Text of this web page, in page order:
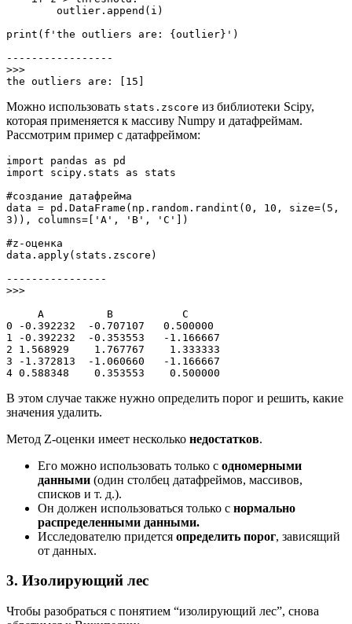
print(f'the outliers are: {outlier}')
-----------------
>>>
the outliers are: [15]
Можно использовать stats.zscore из библиотеки Scipy,
которая применяется к массиву Numpy и датафреймам.
Рассмотрим пример с датафреймом:
import pandas as pd
import scipy.stats as stats
#создание датафрейма
data = pd.DataFrame(np.random.randint(0, 10, size=(5,
3)), columns=['A', 'B', 'C'])
#z-оценка
data.apply(stats.zscore)
----------------
>>>
0 -0.392232  -0.707107   0.500000
1 -0.392232  -0.353553   -1.166667
2 1.568929    1.767767    1.333333
3 -1.372813  -1.060660   -1.166667
4 0.588348    0.353553    0.500000
В этом случае также нужно определить порог и решить, какие
значения удалить.
Метод Z-оценки имеет несколько недостатков.
Его можно использовать только с одномерными
данными (один столбец датафреймов, массивов,
списков и т. д.).
Он должен использоваться только с нормально
распределенными данными.
Исследователю придется определить порог, зависящий
от данных.
3. Изолирующий лес
Чтобы разобраться с понятием “изолирующий лес”, снова